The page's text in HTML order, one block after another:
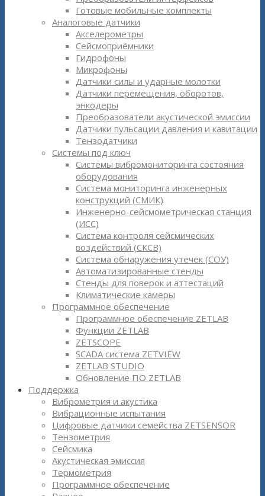
Готовые мобильные комплекты
Аналоговые датчики
Акселерометры
Сейсмоприёмники
Гидрофоны
Микрофоны
Датчики силы и ударные молотки
Датчики перемещения, оборотов,
энкодеры
Преобразователи акустической эмиссии
Датчики пульсации давления и кавитации
Тензодатчики
Системы под ключ
Системы вибромониторинга состояния
оборудования
Система мониторинга инженерных
конструкций (СМИК)
Инженерно-сейсмометрическая станция
(ИСС)
Система контроля сейсмических
воздействий (СКСВ)
Система обнаружения утечек (СОУ)
Автоматизированные стенды
Стенды для поверок и аттестаций
Климатические камеры
Программное обеспечение
Программное обеспечение ZETLAB
Функции ZETLAB
ZETSCOPE
SCADA система ZETVIEW
ZETLAB STUDIO
Обновление ПО ZETLAB
Поддержка
Виброметрия и акустика
Вибрационные испытания
Цифровые датчики семейства ZETSENSOR
Тензометрия
Сейсмика
Акустическая эмиссия
Термометрия
Программное обеспечение